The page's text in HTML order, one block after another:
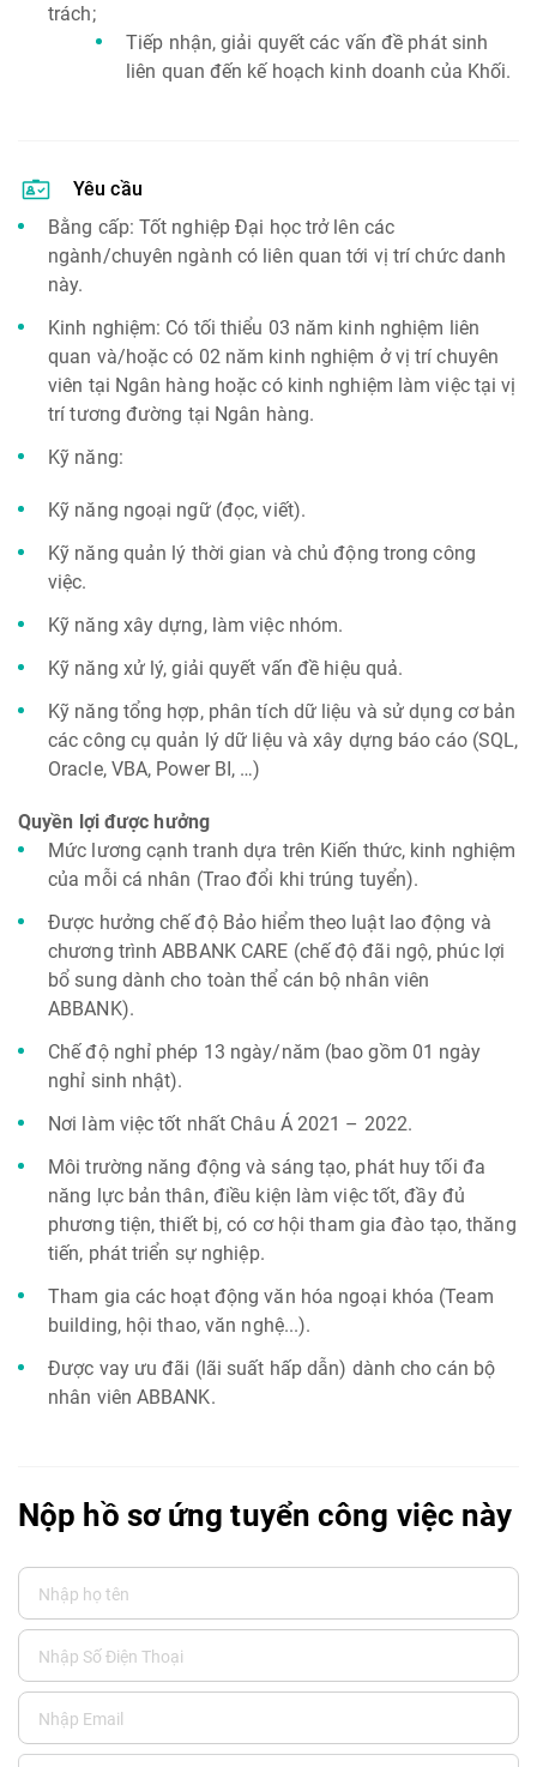
trách;
Tiếp nhận, giải quyết các vấn đề phát sinh
liên quan đến kế hoạch kinh doanh của Khối.
Yêu cầu
​Bằng cấp: Tốt nghiệp Đại học trở lên các
ngành/chuyên ngành có liên quan tới vị trí chức danh
này.
Kinh nghiệm: Có tối thiểu 03 năm kinh nghiệm liên
quan và/hoặc có 02 năm kinh nghiệm ở vị trí chuyên
viên tại Ngân hàng hoặc có kinh nghiệm làm việc tại vị
trí tương đường tại Ngân hàng.
Kỹ năng:
Kỹ năng ngoại ngữ (đọc, viết).
Kỹ năng quản lý thời gian và chủ động trong công
việc.
Kỹ năng xây dựng, làm việc nhóm.
Kỹ năng xử lý, giải quyết vấn đề hiệu quả.
Kỹ năng tổng hợp, phân tích dữ liệu và sử dụng cơ bản
các công cụ quản lý dữ liệu và xây dựng báo cáo (SQL,
Oracle, VBA, Power BI, …)
Quyền lợi được hưởng
Mức lương cạnh tranh dựa trên Kiến thức, kinh nghiệm
của mỗi cá nhân (Trao đổi khi trúng tuyển).
Được hưởng chế độ Bảo hiểm theo luật lao động và
chương trình ABBANK CARE (chế độ đãi ngộ, phúc lợi
bổ sung dành cho toàn thể cán bộ nhân viên
ABBANK).
Chế độ nghỉ phép 13 ngày/năm (bao gồm 01 ngày
nghỉ sinh nhật).
Nơi làm việc tốt nhất Châu Á 2021 – 2022.
Môi trường năng động và sáng tạo, phát huy tối đa
năng lực bản thân, điều kiện làm việc tốt, đầy đủ
phương tiện, thiết bị, có cơ hội tham gia đào tạo, thăng
tiến, phát triển sự nghiệp.
Tham gia các hoạt động văn hóa ngoại khóa (Team
building, hội thao, văn nghệ...).
Được vay ưu đãi (lãi suất hấp dẫn) dành cho cán bộ
nhân viên ABBANK.
Nộp hồ sơ ứng tuyển công việc này